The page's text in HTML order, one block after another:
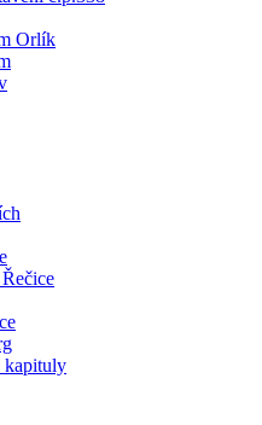
Orlík
kapituly